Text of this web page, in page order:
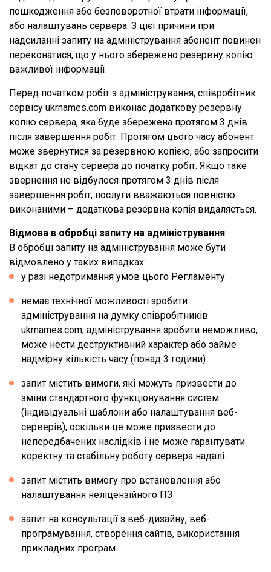
пошкодження або безповоротної втрати інформації,
або налаштувань сервера. З цієї причини при
надсиланні запиту на адміністрування абонент повинен
переконатися, що у нього збережено резервну копію
важливої інформації.
Перед початком робіт з адміністрування, співробітник
сервісу ukrnames.com виконає додаткову резервну
копію сервера, яка буде збережена протягом 3 днів
після завершення робіт. Протягом цього часу абонент
може звернутися за резервною копією, або запросити
відкат до стану сервера до початку робіт. Якщо таке
звернення не відбулося протягом 3 днів після
завершення робіт, послуги вважаються повністю
виконаними – додаткова резервна копія видаляється.
Відмова в обробці запиту на адміністрування
В обробці запиту на адміністрування може бути
відмовлено у таких випадках:
у разі недотримання умов цього Регламенту
немає технічної можливості зробити
адміністрування на думку співробітників
ukrnames.com, адміністрування зробити неможливо,
може нести деструктивний характер або займе
надмірну кількість часу (понад 3 години)
запит містить вимоги, які можуть призвести до
зміни стандартного функціонування систем
(індивідуальні шаблони або налаштування веб-
серверів), оскільки це може призвести до
непередбачених наслідків і не може гарантувати
коректну та стабільну роботу сервера надалі.
запит містить вимогу про встановлення або
налаштування неліцензійного ПЗ
запит на консультації з веб-дизайну, веб-
програмування, створення сайтів, використання
прикладних програм.